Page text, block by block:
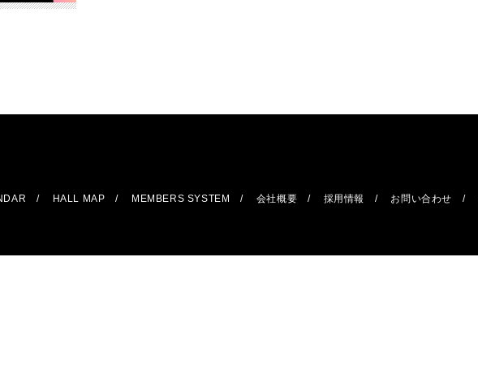
HALL MAP MEMBERS SYSTEM 会社概要 採用情報 お問い合わせ